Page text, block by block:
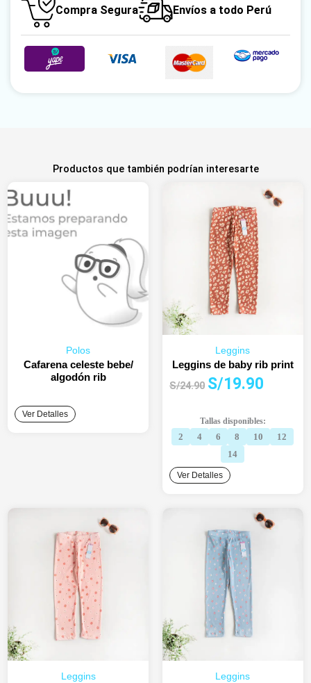
Compra Segura Envíos a todo Perú
Productos que también podrían interesarte
Polos
Cafarena celeste bebe/
algodón rib
Ver Detalles
Leggins
Leggins de baby rib print
S/24.90
El
era:
S/24.90.
S/19.90
es:
S/19.90.
Tallas disponibles:
2 4 6 8 10
12
14
Ver Detalles
Leggins Leggins